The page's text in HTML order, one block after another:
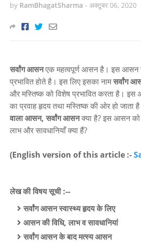
by RamBhagatSharma - अक्टूबर 06, 2020
सर्वांग आसनएक महत्वपूर्ण आसन है। इस आसन
प्रभावित होते है। इसलिए इसका नामसर्वांग
और मस्तिष्क को विशेष प्रभावित करता है।
का प्रवाह हृदय तथा मस्तिष्क की ओर हो जाता
वाला आसन, सर्वांग आसनक्या है? इस आसन
लाभ और सावधानियाँ क्या हैं?
(English version of this article :-
लेख की विषय सूची :--
सर्वांग आसन स्वास्थ्य हृदय के लिए
आसन की विधि, लाभ व सावधानियां
सर्वांग आसन के बाद मत्स्य आसन